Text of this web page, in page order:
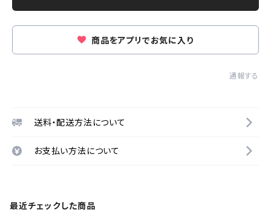
商品をアプリでお気に入り
通報する
送料・配送方法について
お支払い方法について
最近チェックした商品